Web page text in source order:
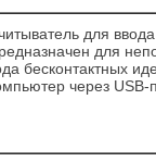
для
для
бесконтактных
через USB-